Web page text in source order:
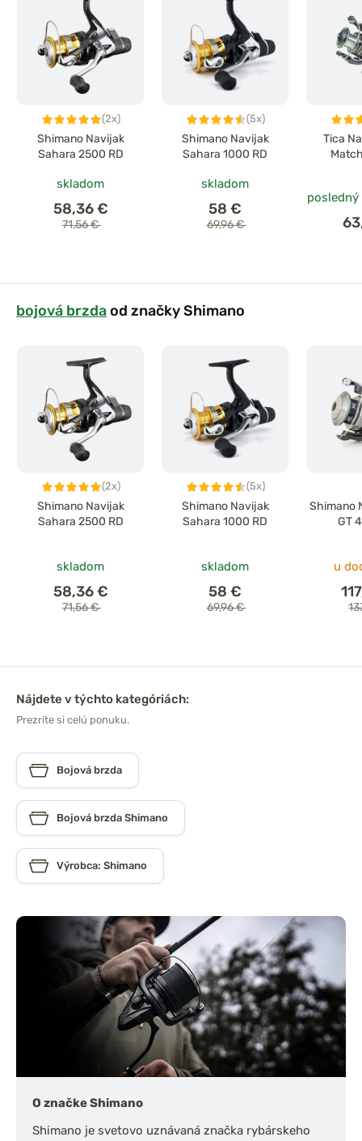
(2x)
Shimano Navijak
Sahara 2500 RD
skladom
58,36 €
71,56 €
(5x)
Shimano Navijak
Sahara 1000 RD
skladom
58 €
69,96 €
Tica
bojová brzdaod značky Shimano
(2x)
Shimano Navijak
Sahara 2500 RD
skladom
58,36 €
71,56 €
(5x)
Shimano Navijak
Sahara 1000 RD
skladom
58 €
69,96 €
Shimano
GT
u
Nájdete v týchto kategóriách:
Prezrite si celú ponuku.
Bojová brzda
Bojová brzda Shimano
Výrobca: Shimano
O značke Shimano
Shimano je svetovo uznávaná značka rybárskeho